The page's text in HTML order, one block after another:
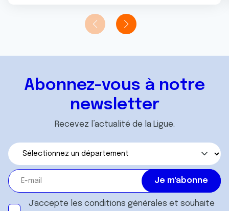
Abonnez-vous à notre
newsletter
Recevez l’actualité de la Ligue.
J'accepte les conditions générales et souhaite